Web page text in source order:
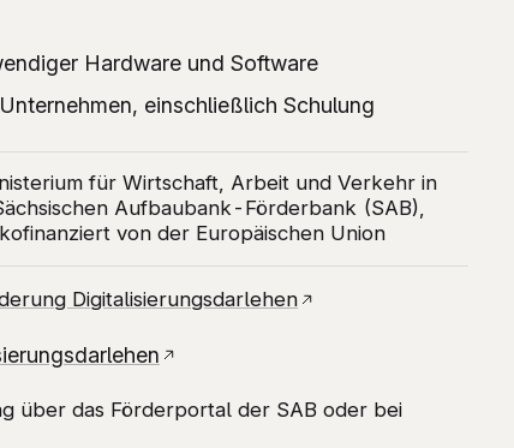
Hardware und Software
einschließlich Schulung
für Wirtschaft, Arbeit und Verkehr in
Aufbaubank-Förderbank (SAB),
von der Europäischen Union
Digitalisierungsdarlehen
über das Förderportal der SAB oder bei